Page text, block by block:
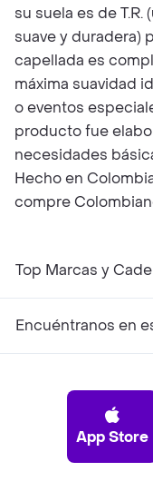
su suela es de
suave y duradera)
capellada es
máxima suavidad
o eventos
producto fue
necesidades
Hecho en
compre
Top Marcas y
Encuéntranos en
App Store